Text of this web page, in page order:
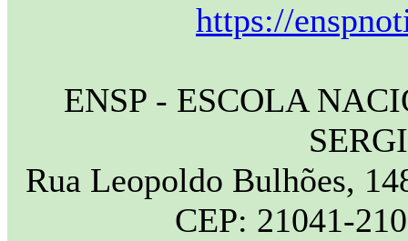
https://
ENSP - ESCOLA
Rua Leopoldo Bulhões,
CEP: 21041-